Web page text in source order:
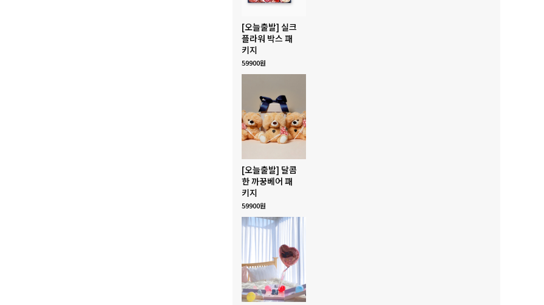
[오늘출발] 실크
플라워 박스 패
키지
59900원
[오늘출발] 달콤
한 까꿍베어 패
키지
59900원